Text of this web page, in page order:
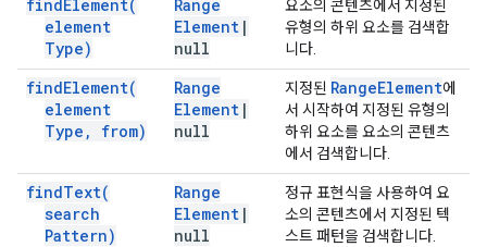
findElement(
element
Type)
Range
Element |
null
요소의 콘텐츠에서 지정된
유형의 하위 요소를 검색합
니다.
findElement(
element
Type , from)
Range
Element |
null
지정된 RangeElement에
서 시작하여 지정된 유형의
하위 요소를 요소의 콘텐츠
에서 검색합니다.
findText(
search
Pattern)
Range
Element |
null
정규 표현식을 사용하여 요
소의 콘텐츠에서 지정된 텍
스트 패턴을 검색합니다.